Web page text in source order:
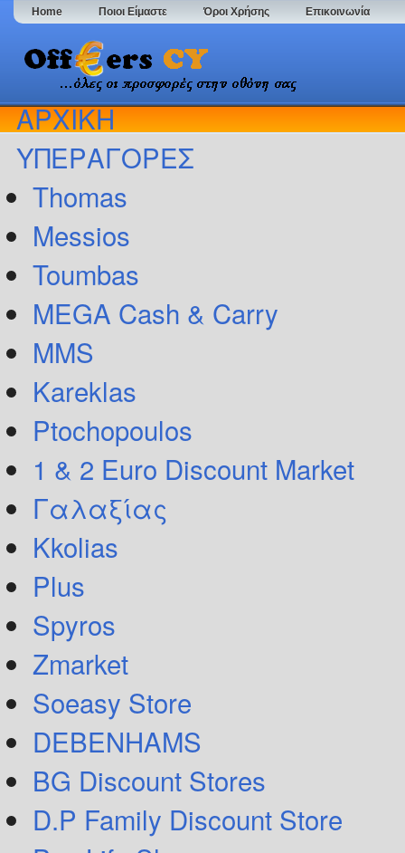
Home Ποιοι Είμαστε Όροι Χρήσης Επικοινωνία
ΑΡΧΙΚΗ
ΥΠΕΡΑΓΟΡΕΣ
Thomas
Messios
Toumbas
MEGA Cash & Carry
MMS
Kareklas
Ptochopoulos
1 & 2 Euro Discount Market
Γαλαξίας
Kkolias
Plus
Spyros
Zmarket
Soeasy Store
DEBENHAMS
BG Discount Stores
D.P Family Discount Store